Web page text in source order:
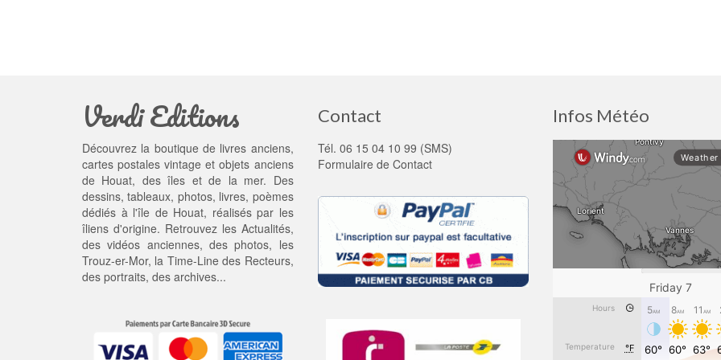
Verdi Editions
Découvrez la boutique de livres anciens,
cartes postales vintage et objets anciens
de Houat, des îles et de la mer. Des
dessins, tableaux, photos, livres, poèmes
dédiés à l'île de Houat, réalisés par les
îliens d'origine. Retrouvez les Actualités,
desvidéos anciennes, desphotos, les
Trouz-er-Mor, la Time-Line des Recteurs,
des portraits, des archives...
Contact
Tél. 06 15 04 10 99 (SMS)
Formulaire de Contact
Infos Météo